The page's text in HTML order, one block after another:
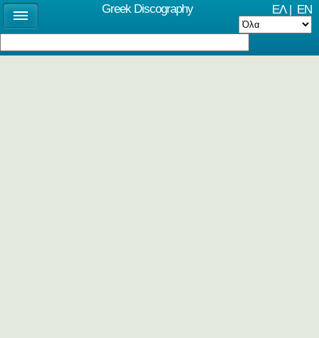
ΕΛ| EN
Greek Discography